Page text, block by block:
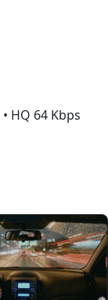
• HQ 64 Kbps